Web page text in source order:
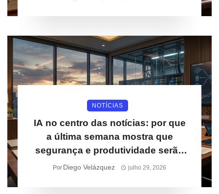
NOTÍCIAS
IA no centro das notícias: por que
a última semana mostra que
segurança e produtividade serão
prioridades para empresas
Por Diego Velázquez julho 29, 2026